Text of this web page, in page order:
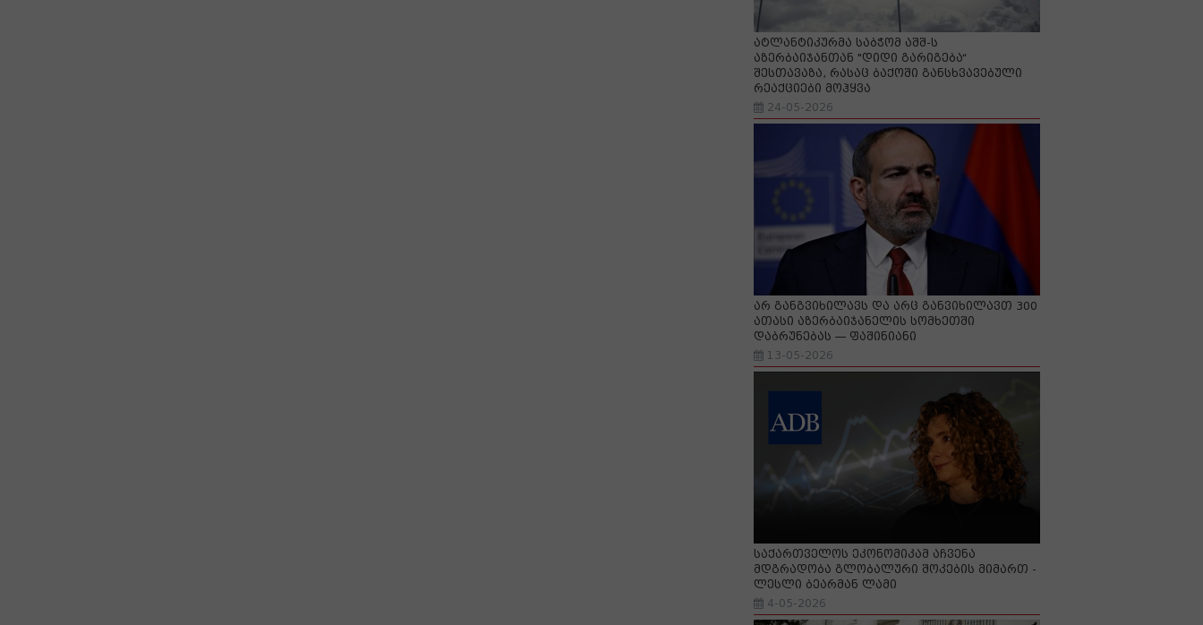
ატლანტიკურმა საბჭომ აშშ-ს
აზერბაიჯანთან "დიდი გარიგება“
შესთავაზა, რასაც ბაქოში განსხვავებული
რეაქციები მოჰყვა
24-05-2026
არ განგვიხილავს და არც განვიხილავთ 300
ათასი აზერბაიჯანელის სომხეთში
დაბრუნებას — ფაშინიანი
13-05-2026
საქართველოს ეკონომიკამ აჩვენა
მდგრადობა გლობალური შოკების მიმართ -
ლესლი ბეარმან ლამი
4-05-2026